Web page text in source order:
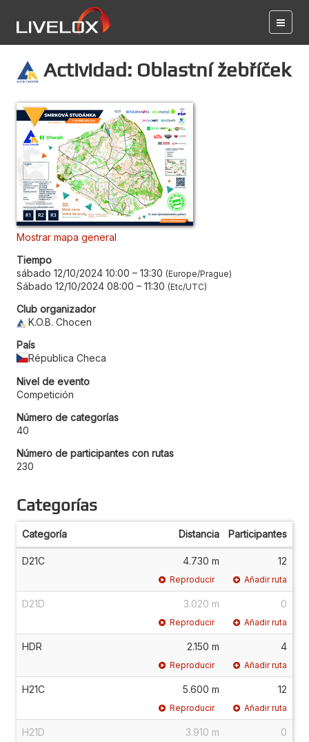
Actividad: Oblastní žebříček
Mostrar mapa general
Tiempo
sábado 12/10/2024 10:00 – 13:30 Europe/Prague
Sábado 12/10/2024 08:00 – 11:30 Etc/UTC
Club organizador
K.O.B. Chocen
País
Républica Checa
Nivel de evento
Competición
Número de categorías
40
Número de participantes con rutas
230
Categorías
Categoría Distancia Participantes
D21C 4.730 m 12
Reproducir Añadir ruta
D21D 3.020 m 0
Reproducir Añadir ruta
HDR 2.150 m 4
Reproducir Añadir ruta
H21C 5.600 m 12
Reproducir Añadir ruta
H21D 3.910 m 0